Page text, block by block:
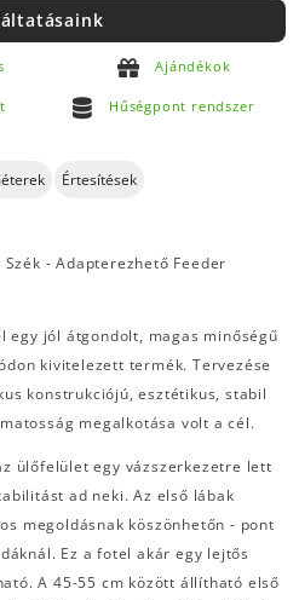
Ajándékok
Hűségpont rendszer
Értesítések
- Adapterezhető Feeder
egy jól átgondolt, magas minőségű
kivitelezett termék. Tervezése
konstrukciójú, esztétikus, stabil
megalkotása volt a cél.
ülőfelület egy vázszerkezetre lett
ad neki. Az első lábak
megoldásnak köszönhetőn - pont
Ez a fotel akár egy lejtős
A 45-55 cm között állítható első